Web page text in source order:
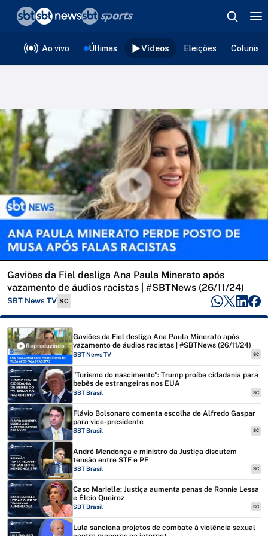
Ao vivo Últimas Vídeos Eleições
Gaviões da Fiel desliga Ana Paula Minerato após
vazamento de áudios racistas | #SBTNews (26/11/24)
SBT News TV SC
Reproduzindo
Gaviões da Fiel desliga Ana Paula Minerato após
vazamento de áudios racistas | #SBTNews (26/11/24)
SBT News TV SC
"Turismo do nascimento": Trump proíbe cidadania para
bebês de estrangeiras nos EUA
SBT Brasil SC
Flávio Bolsonaro comenta escolha de Alfredo Gaspar
para vice-presidente
SBT Brasil SC
André Mendonça e ministro da Justiça discutem
tensão entre STF e PF
SBT Brasil SC
Caso Marielle: Justiça aumenta penas de Ronnie Lessa
e Élcio Queiroz
SBT Brasil SC
Lula sanciona projetos de combate à violência sexual
❮voltar
Editorias